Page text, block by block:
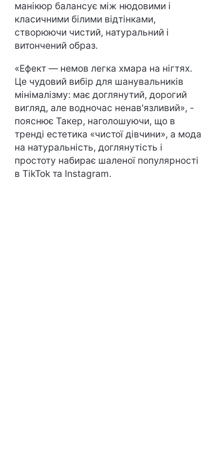
манікюр балансує між нюдовими і
класичними білими відтінками,
створюючи чистий, натуральний і
витончений образ.
«Ефект — немов легка хмара на нігтях.
Це чудовий вибір для шанувальників
мінімалізму: має доглянутий, дорогий
вигляд, але водночас ненав'язливий», -
пояснює Такер, наголошуючи, що в
тренді естетика «чистої дівчини», а мода
на натуральність, доглянутість і
простоту набирає шаленої популярності
в TikTok та Instagram.